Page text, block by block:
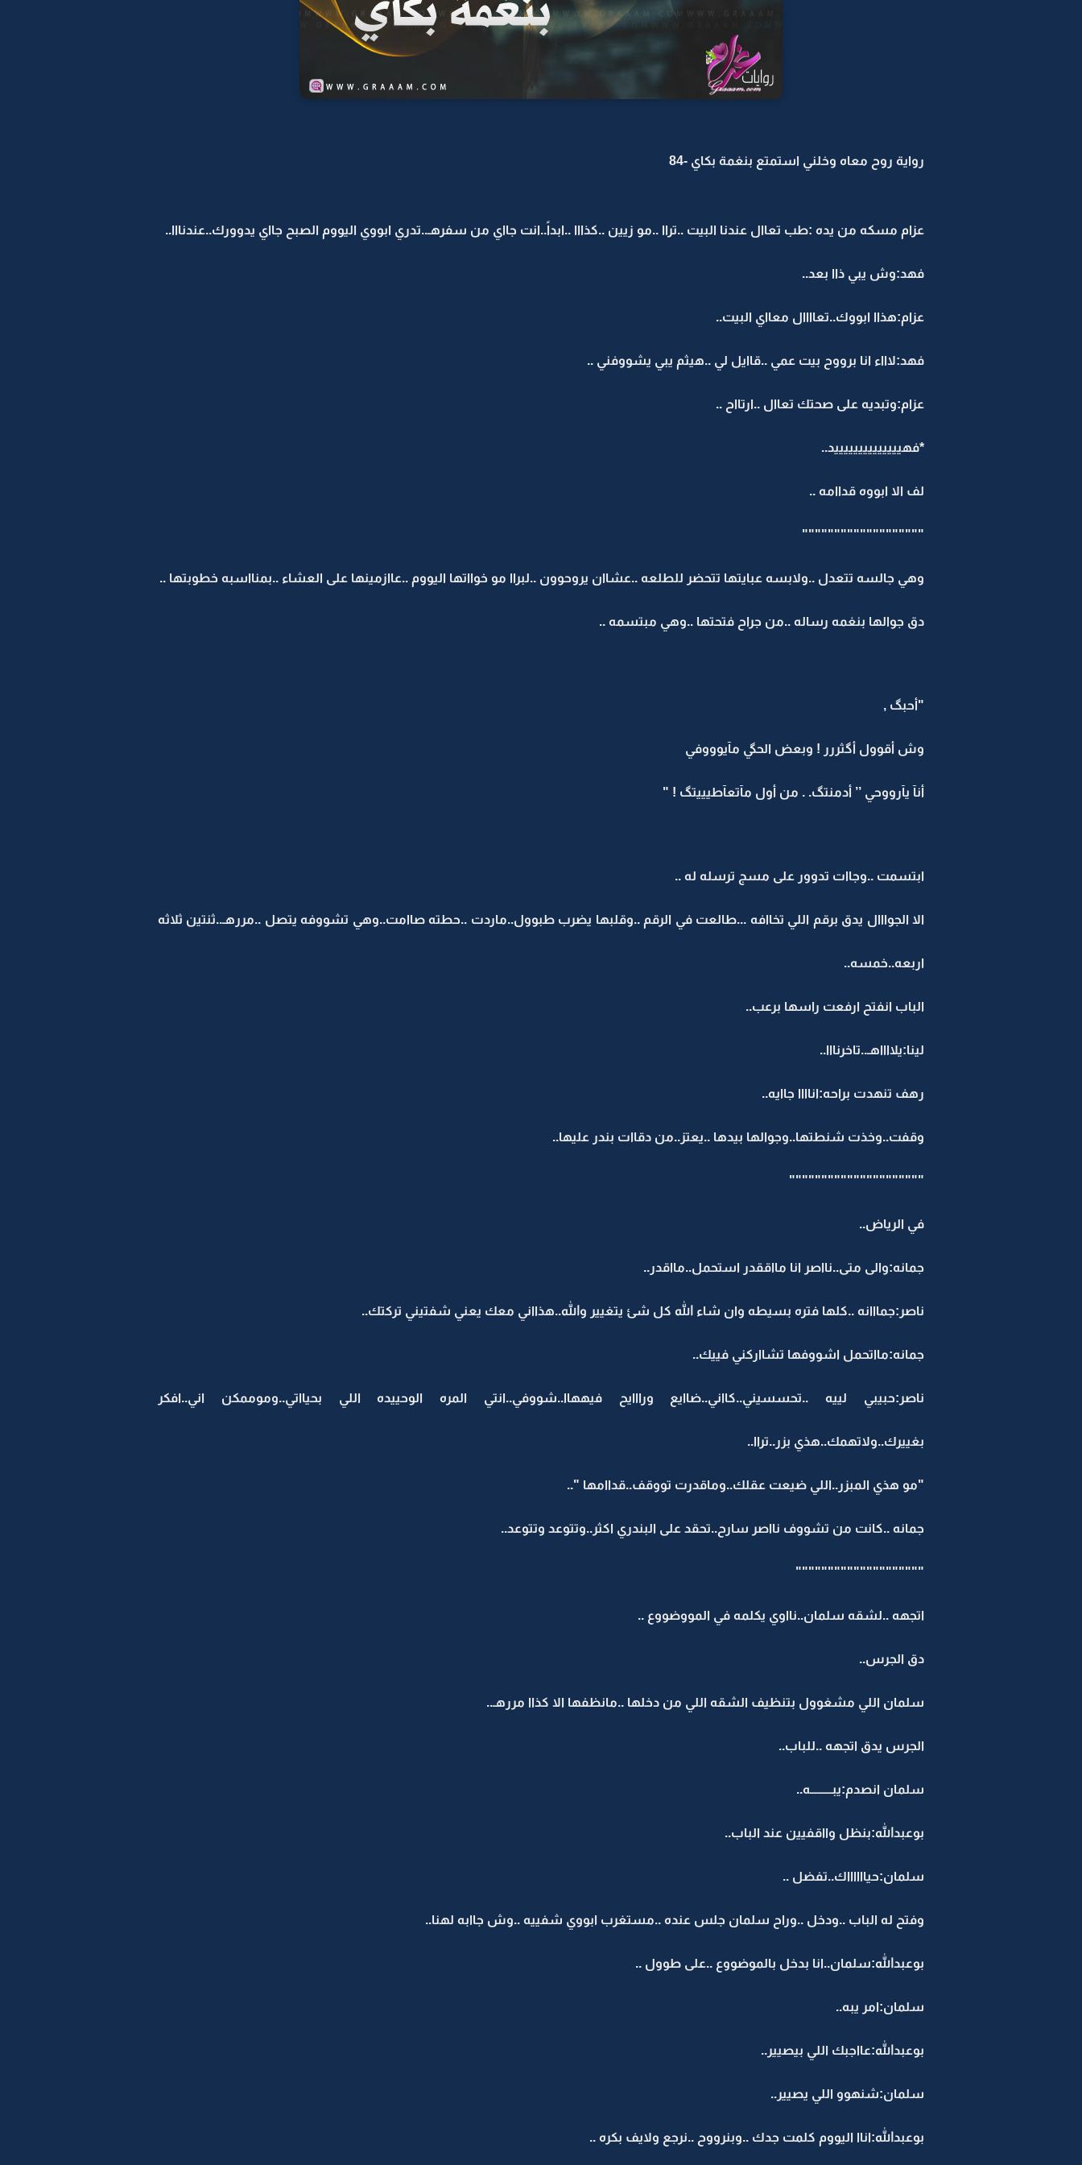
رواية روح معاه وخلني استمتع بنغمة بكاي -84
عزام مسكه من يده :طب تعاال عندنا البيت ..تراا ..مو زيين ..كذااا ..ابداً..انت جااي من سفرهـ..تدري ابووي اليووم الصبح جااي يدوورك..عندنااا..
فهد:وش يبي ذاا بعد..
عزام:هذاا ابووك..تعاااال معااي البيت..
فهد:لاااء انا برووح بيت عمي ..قاايل لي ..هيثم يبي يشووفني ..
عزام:وتبديه على صحتك تعاال ..ارتااح ..
*فهييييييييييييييد..
لف الا ابووه قداامه ..
"""""""""""""""""""
وهي جالسه تتعدل ..ولابسه عبايتها تتحضر للطلعه ..عشاان يروحوون ..لبراا مو خوااتها اليووم ..عاازمينها على العشاء ..بمنااسبه خطوبتها ..
دق جوالها بنغمه رساله ..من جراح فتحتها ..وهي مبتسمه ..
"أحبگ ,
وش أقوول أگثررر ! وبعض الحگي مآيوووفي
أنآ يآرووحي ’’ أدمنتگ. . من أول مآتعآطيييتگ ! "
ابتسمت ..وجاات تدوور على مسج ترسله له ..
الا الجوااال يدق برقم اللي تخاافه ...طالعت في الرقم ..وقلبها يضرب طبوول..ماردت ..حطته صاامت..وهي تشووفه يتصل ..مررهـ..ثنتين ثلاثه
اربعه..خمسه..
الباب انفتح ارفعت راسها برعب..
لينا:يلااااهـ..تاخرنااا..
رهف تنهدت براحه:اناااا جاايه..
وقفت..وخذت شنطتها..وجوالها بيدها ..يعتز..من دقاات بندر عليها..
"""""""""""""""""""""
في الرياض..
جمانه:والى متى..نااصر انا مااققدر استحمل..مااقدر..
ناصر:جمااانه ..كلها فتره بسيطه وان شاء الله كل شئ يتغيير والله..هذااني معك يعني شفتيني تركتك..
جمانه:مااتحمل اشووفها تشااركني فييك..
ناصر:حبيبي لييه ..تحسسيني..كااني..ضاايع ورااايح فيههاا..شووفي..انتي المره الوحييده اللي بحيااتي..وموممكن اني..افكر
بغييرك..ولاتهمك..هذي بزر..تراا..
"مو هذي المبزر..اللي ضيعت عقلك..وماقدرت تووقف..قداامها "..
جمانه ..كانت من تشووف نااصر سارح..تحقد على البندري اكثر..وتتوعد وتتوعد..
""""""""""""""""""""
اتجهه ..لشقه سلمان..نااوي يكلمه في المووضووع ..
دق الجرس..
سلمان اللي مشغوول بتنظيف الشقه اللي من دخلها ..مانظفها الا كذاا مررهـ..
الجرس يدق اتجهه ..للباب..
سلمان انصدم:يبـــــــــه..
بوعبدالله:بنظل وااقفيين عند الباب..
سلمان:حيااااااك..تفضل ..
وفتح له الباب ..ودخل ..وراح سلمان جلس عنده ..مستغرب ابووي شفييه ..وش جاابه لهنا..
بوعبدالله:سلمان..انا بدخل بالموضووع ..على طوول ..
سلمان:امر يبه..
بوعبدالله:عااجبك اللي بيصيير..
سلمان:شنهوو اللي يصيير..
بوعبدالله:اناا اليووم كلمت جدك ..وبنرووح ..نرجع ولايف بكره ..